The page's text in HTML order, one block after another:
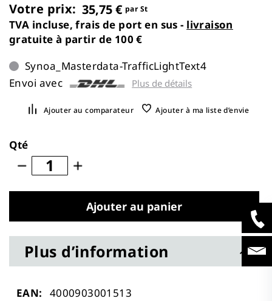
Votre prix: 35,75 € par St
TVA incluse, frais de port en sus - livraison
gratuite à partir de 100 €
Synoa_Masterdata-TrafficLightText4
Envoi avec
Plus de détails
Ajouter au comparateur Ajouter à ma liste d’envie
Qté
Ajouter au panier
Plus d’information
Plus
4000903001513